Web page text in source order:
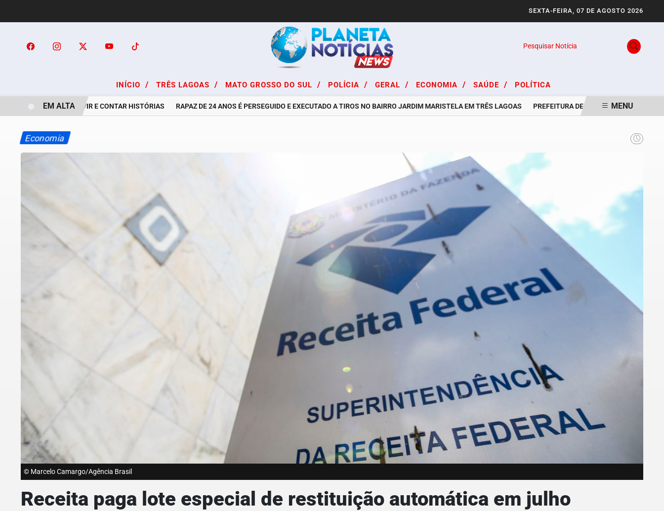
SEXTA-FEIRA, 07 DE AGOSTO 2026
Pesquisar Notícia
INÍCIO / TRÊS LAGOAS / MATO GROSSO DO SUL / POLÍCIA / GERAL / ECONOMIA / SAÚDE / POLÍTICA
A ARTE DE OUVIR E CONTAR HISTÓRIAS RAPAZ DE 24 ANOS É PERSEGUIDO E EXECUTADO A TIROS NO BAIRRO JARDIM MARISTELA EM TRÊS LAGOAS PREFEITURA DE TRÊS LAGOAS E CASA DO
EM ALTA MENU
Economia
© Marcelo Camargo/Agência Brasil
Receita paga lote especial de restituição automática em julho